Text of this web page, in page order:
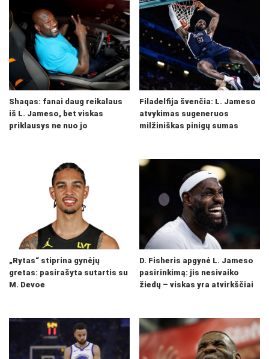
Shaqas: fanai daug reikalaus
iš L. Jameso, bet viskas
priklausys ne nuo jo
Filadelfija švenčia: L. Jameso
atvykimas sugeneruos
milžiniškas pinigų sumas
„Rytas“ stiprina gynėjų
gretas: pasirašyta sutartis su
M. Devoe
D. Fisheris apgynė L. Jameso
pasirinkimą: jis nesivaiko
žiedų – viskas yra atvirkščiai